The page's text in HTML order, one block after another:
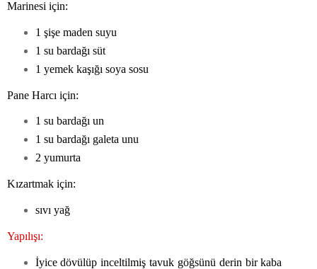
Marinesi için:
1 şişe maden suyu
1 su bardağı süt
1 yemek kaşığı soya sosu
Pane Harcı için:
1 su bardağı un
1 su bardağı galeta unu
2 yumurta
Kızartmak için:
sıvı yağ
Yapılışı:
İyice dövülüp inceltilmiş tavuk göğsünü derin bir kaba